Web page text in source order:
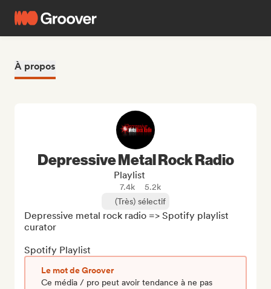
À propos
Depressive Metal Rock Radio
Playlist
7.4k
5.2k
(Très) sélectif
Depressive metal rock radio => Spotify playlist
curator
Spotify Playlist
Le mot de Groover
Ce média / pro peut avoir tendance à ne pas